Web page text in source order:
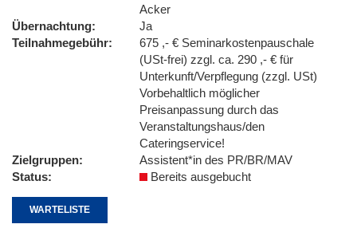
Acker
Übernachtung
Ja
Teilnahmegebühr
675 ,- € Seminarkostenpauschale
(USt-frei) zzgl. ca. 290 ,- € für
Unterkunft/Verpflegung (zzgl. USt)
Vorbehaltlich möglicher
Preisanpassung durch das
Veranstaltungshaus/den
Cateringservice!
Zielgruppen
Assistent*in des PR/BR/MAV
Status
Bereits ausgebucht
WARTELISTE